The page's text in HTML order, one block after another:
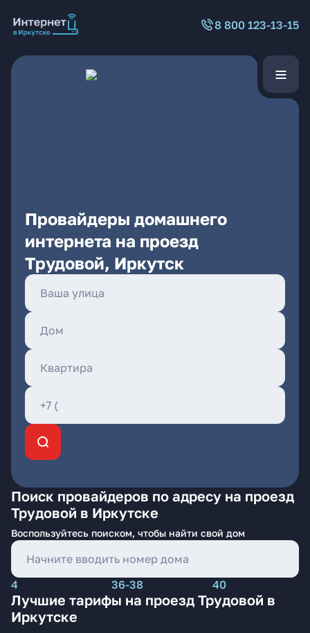
8 800 123-13-15
Провайдеры домашнего
интернета на проезд
Трудовой, Иркутск
Поиск провайдеров по адресу на проезд
Трудовой в Иркутске
Воспользуйтесь поиском, чтобы найти свой дом
4 36-38 40
Лучшие тарифы на проезд Трудовой в
Иркутске